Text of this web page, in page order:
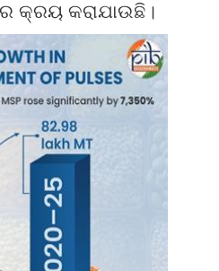
କ୍ରୟ କରାଯାଉଛି ।